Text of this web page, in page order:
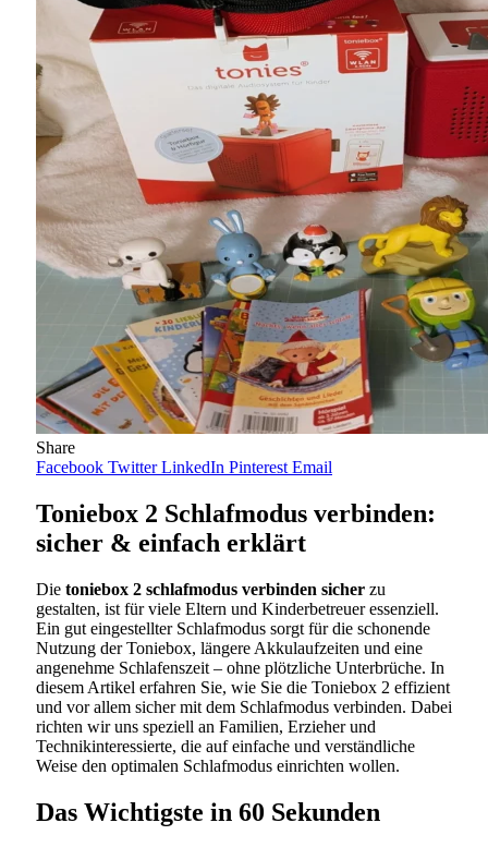
Share
Facebook Twitter LinkedIn Pinterest Email
Toniebox 2 Schlafmodus verbinden:
sicher & einfach erklärt
Die toniebox 2 schlafmodus verbinden sicher zu
gestalten, ist für viele Eltern und Kinderbetreuer essenziell.
Ein gut eingestellter Schlafmodus sorgt für die schonende
Nutzung der Toniebox, längere Akkulaufzeiten und eine
angenehme Schlafenszeit – ohne plötzliche Unterbrüche. In
diesem Artikel erfahren Sie, wie Sie die Toniebox 2 effizient
und vor allem sicher mit dem Schlafmodus verbinden. Dabei
richten wir uns speziell an Familien, Erzieher und
Technikinteressierte, die auf einfache und verständliche
Weise den optimalen Schlafmodus einrichten wollen.
Das Wichtigste in 60 Sekunden